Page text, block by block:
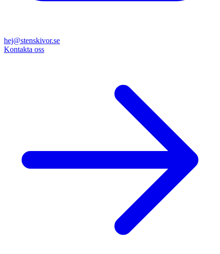
hej@stenskivor.se
Kontakta oss